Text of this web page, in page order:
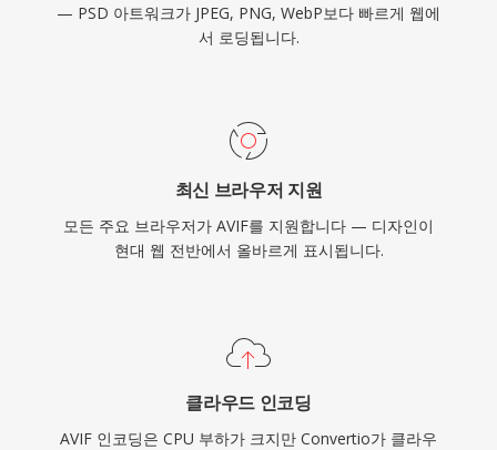
— PSD 아트워크가 JPEG, PNG, WebP보다 빠르게 웹에
서 로딩됩니다.
최신 브라우저 지원
모든 주요 브라우저가 AVIF를 지원합니다 — 디자인이
현대 웹 전반에서 올바르게 표시됩니다.
클라우드 인코딩
AVIF 인코딩은 CPU 부하가 크지만 Convertio가 클라우